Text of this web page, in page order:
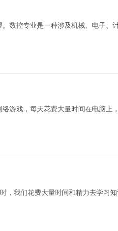
数控专业是一种涉及机械、电子、
游戏，每天花费大量时间在电脑上
，我们花费大量时间和精力去学习